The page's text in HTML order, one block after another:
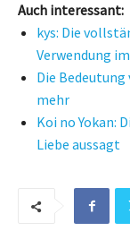
Auch interessant:
kys: Die
Verwendung
Die Bedeutung
mehr
Koi no Yokan:
Liebe aussagt